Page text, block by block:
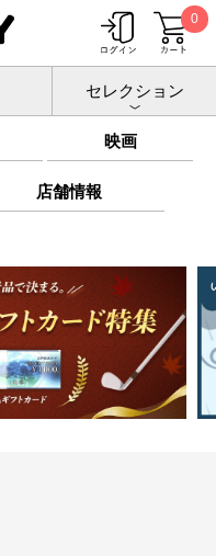
0
セレクション
映画
店舗情報